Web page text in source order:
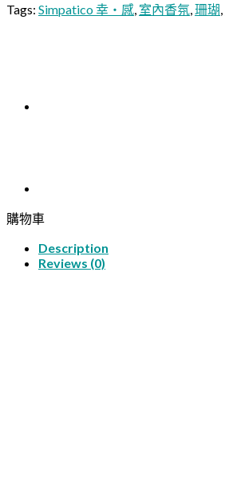
Tags: Simpatico 幸・感, 室內香氛,珊瑚,
購物車
Description
Reviews (0)